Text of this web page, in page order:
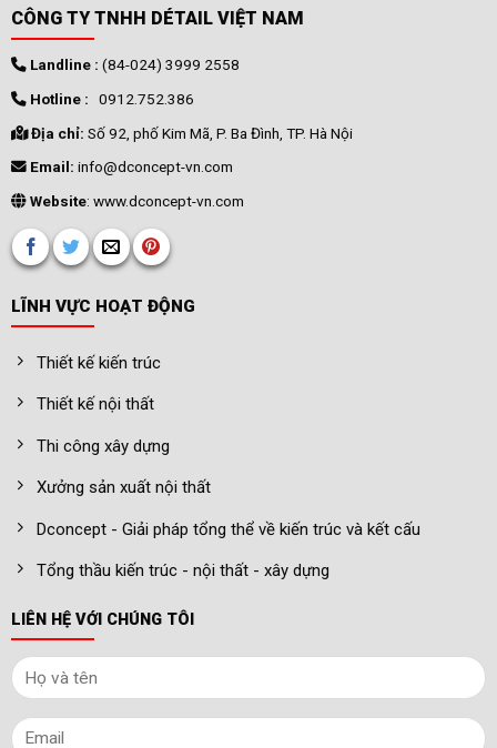
CÔNG TY TNHH DÉTAIL VIỆT NAM
Landline : (84-024) 3999 2558
Hotline : 0912.752.386
Địa chỉ: Số 92, phố Kim Mã, P. Ba Đình, TP. Hà Nội
Email: info@dconcept-vn.com
Website: www.dconcept-vn.com
LĨNH VỰC HOẠT ĐỘNG
Thiết kế kiến trúc
Thiết kế nội thất
Thi công xây dựng
Xưởng sản xuất nội thất
Dconcept - Giải pháp tổng thể về kiến trúc và kết cấu
Tổng thầu kiến trúc - nội thất - xây dựng
LIÊN HỆ VỚI CHÚNG TÔI